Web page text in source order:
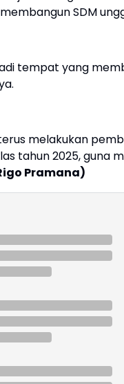
SDM
tempat yang
melakukan
tahun 2025, guna
Pramana)